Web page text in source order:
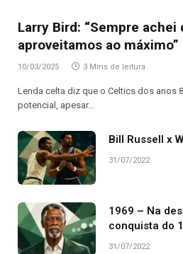
Larry Bird: “Sempre achei
aproveitamos ao máximo”
10/03/2025 3 Mins de leitura
Lenda celta diz que o Celtics dos anos
potencial, apesar…
Bill Russell x
31/07/2022
1969 – Na
conquista do
31/07/2022